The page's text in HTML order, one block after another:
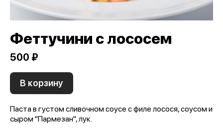
Феттучини с лососем
500 ₽
В корзину
Паста в густом сливочном соусе с филе лосося, соусом и
сыром "Пармезан", лук.